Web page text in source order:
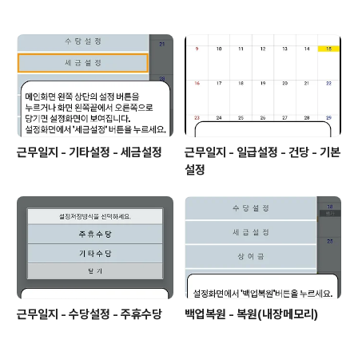
근무일지 - 기타설정 - 세금설정
근무일지 - 일급설정 - 건당 - 기본
설정
근무일지 - 수당설정 - 주휴수당 백업복원 - 복원(내장메모리)